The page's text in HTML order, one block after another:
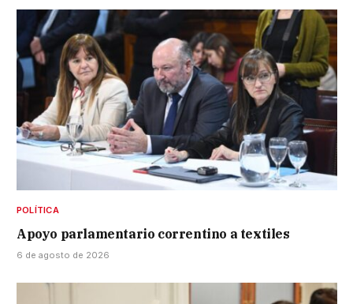
POLÍTICA
Apoyo parlamentario correntino a textiles
6 de agosto de 2026